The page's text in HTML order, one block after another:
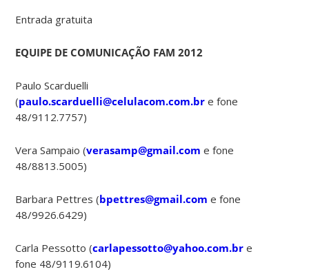
Entrada gratuita
EQUIPE DE COMUNICAÇÃO FAM 2012
Paulo Scarduelli
(paulo.scarduelli@celulacom.com.br e fone
48/9112.7757)
Vera Sampaio (verasamp@gmail.com e fone
48/8813.5005)
Barbara Pettres (bpettres@gmail.com e fone
48/9926.6429)
Carla Pessotto (carlapessotto@yahoo.com.br e
fone 48/9119.6104)